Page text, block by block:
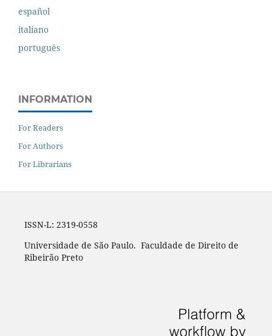
español
italiano
português
INFORMATION
For Readers
For Authors
For Librarians
ISSN-L: 2319-0558
Universidade de São Paulo. Faculdade de Direito de
Ribeirão Preto